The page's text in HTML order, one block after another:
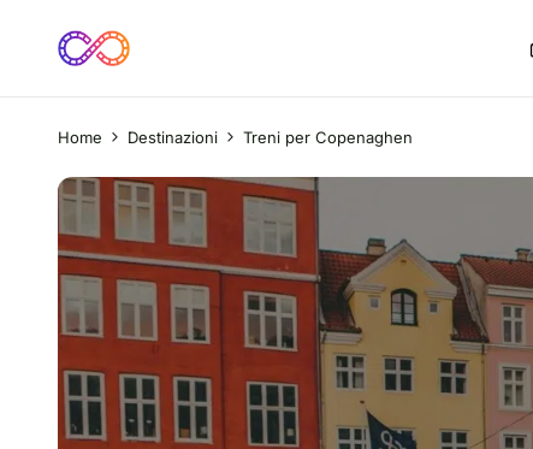
Home Destinazioni Treni per Copenaghen